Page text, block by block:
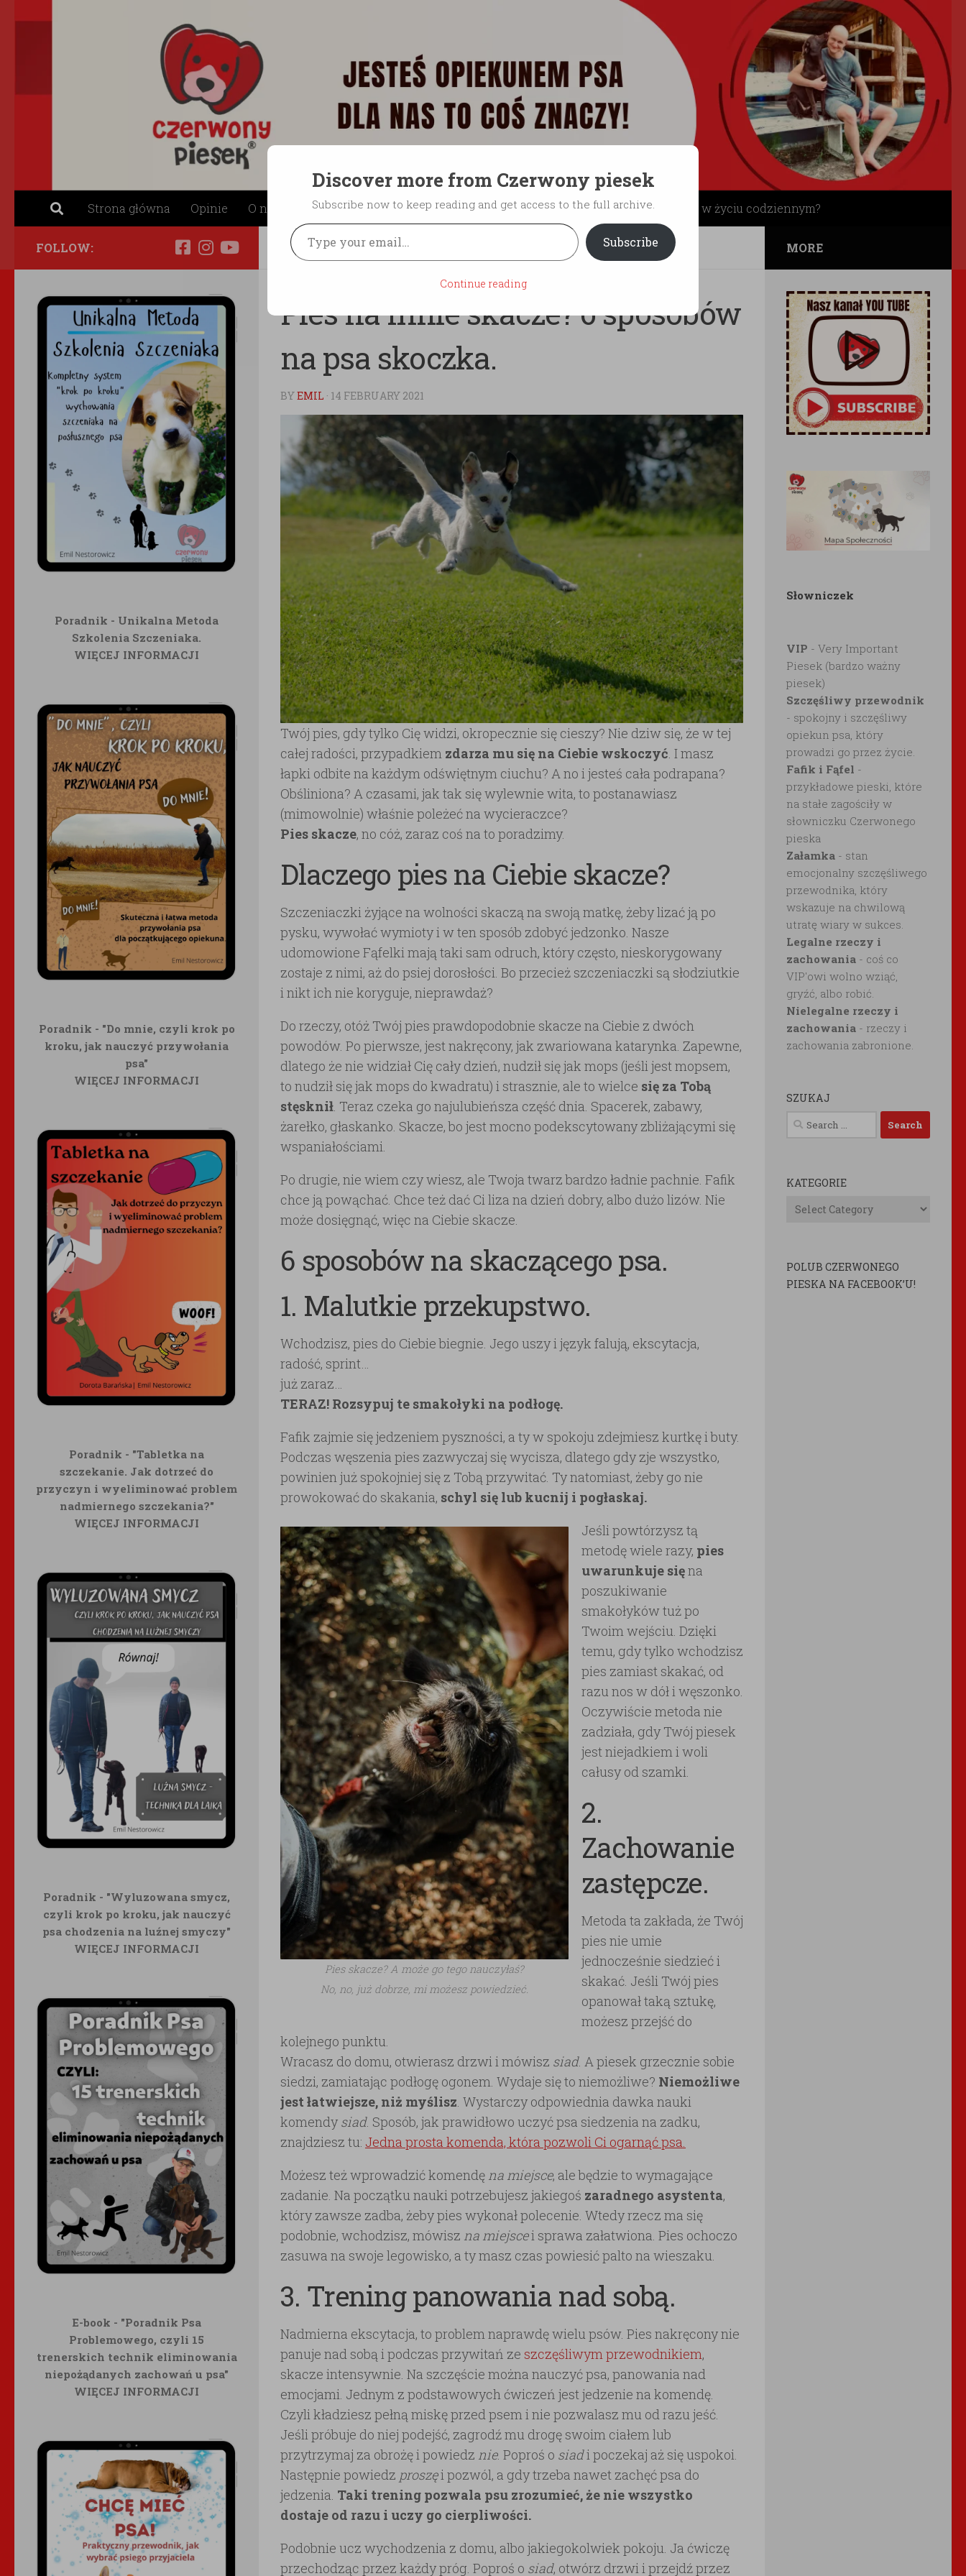
Skip to content
Strona główna Opinie O nas Sklep Kontakt Spis treści Jak wychować psa, aby był grzeczny w życiu codziennym?
WYCHOWANIE
Pies na mnie skacze? 6 sposobów
na psa skoczka.
BYEMIL · 14 FEBRUARY 2021
Twój pies, gdy tylko Cię widzi, okropecznie się cieszy? Nie dziw się, że w tej
całej radości, przypadkiem zdarza mu się na Ciebie wskoczyć. I masz
łapki odbite na każdym odświętnym ciuchu? A no i jesteś cała podrapana?
Obśliniona? A czasami, jak tak się wylewnie wita, to postanawiasz
(mimowolnie) właśnie poleżeć na wycieraczce?
Pies skacze, no cóż, zaraz coś na to poradzimy.
Dlaczego pies na Ciebie skacze?
Szczeniaczki żyjące na wolności skaczą na swoją matkę, żeby lizać ją po
pysku, wywołać wymioty i w ten sposób zdobyć jedzonko. Nasze
udomowione Fąfelki mają taki sam odruch, który często, nieskorygowany
zostaje z nimi, aż do psiej dorosłości. Bo przecież szczeniaczki są słodziutkie
i nikt ich nie koryguje, nieprawdaż?
Do rzeczy, otóż Twój pies prawdopodobnie skacze na Ciebie z dwóch
powodów. Po pierwsze, jest nakręcony, jak zwariowana katarynka. Zapewne,
dlatego że nie widział Cię cały dzień, nudził się jak mops (jeśli jest mopsem,
to nudził się jak mops do kwadratu) i strasznie, ale to wielce się za Tobą
stęsknił. Teraz czeka go najulubieńsza część dnia. Spacerek, zabawy,
żarełko, głaskanko. Skacze, bo jest mocno podekscytowany zbliżającymi się
wspaniałościami.
Po drugie, nie wiem czy wiesz, ale Twoja twarz bardzo ładnie pachnie. Fafik
chce ją powąchać. Chce też dać Ci liza na dzień dobry, albo dużo lizów. Nie
może dosięgnąć, więc na Ciebie skacze.
6 sposobów na skaczącego psa.
1. Malutkie przekupstwo.
Wchodzisz, pies do Ciebie biegnie. Jego uszy i język falują, ekscytacja,
radość, sprint…
już zaraz…
TERAZ! Rozsypuj te smakołyki na podłogę.
Fafik zajmie się jedzeniem pyszności, a ty w spokoju zdejmiesz kurtkę i buty.
Podczas węszenia pies zazwyczaj się wycisza, dlatego gdy zje wszystko,
powinien już spokojniej się z Tobą przywitać. Ty natomiast, żeby go nie
prowokować do skakania, schyl się lub kucnij i pogłaskaj.
Pies skacze? A może go tego nauczyłaś?
No, no, już dobrze, mi możesz powiedzieć.
Jeśli powtórzysz tą
metodę wiele razy, pies
uwarunkuje sięna
poszukiwanie
smakołyków tuż po
Twoim wejściu. Dzięki
temu, gdy tylko wchodzisz
pies zamiast skakać, od
razu nos w dół i węszonko.
Oczywiście metoda nie
zadziała, gdy Twój piesek
jest niejadkiem i woli
całusy od szamki.
2.
Zachowanie
zastępcze.
Metoda ta zakłada, że Twój
pies nie umie
jednocześnie siedzieć i
skakać. Jeśli Twój pies
opanował taką sztukę,
możesz przejść do
kolejnego punktu.
Wracasz do domu, otwierasz drzwi i mówisz siad. A piesek grzecznie sobie
siedzi, zamiatając podłogę ogonem. Wydaje się to niemożliwe? Niemożliwe
jest łatwiejsze, niż myślisz. Wystarczy odpowiednia dawka nauki
komendy siad. Sposób, jak prawidłowo uczyć psa siedzenia na zadku,
znajdziesz tu: Jedna prosta komenda, która pozwoli Ci ogarnąć psa.
Możesz też wprowadzić komendę na miejsce, ale będzie to wymagające
zadanie. Na początku nauki potrzebujesz jakiegoś zaradnego asystenta,
który zawsze zadba, żeby pies wykonał polecenie. Wtedy rzecz ma się
podobnie, wchodzisz, mówisz na miejscei sprawa załatwiona. Pies ochoczo
zasuwa na swoje legowisko, a ty masz czas powiesić palto na wieszaku.
3. Trening panowania nad sobą.
Nadmierna ekscytacja, to problem naprawdę wielu psów. Pies nakręcony nie
panuje nad sobą i podczas przywitań ze szczęśliwym przewodnikiem,
skacze intensywnie. Na szczęście można nauczyć psa, panowania nad
emocjami. Jednym z podstawowych ćwiczeń jest jedzenie na komendę.
Czyli kładziesz pełną miskę przed psem i nie pozwalasz mu od razu jeść.
Jeśli próbuje do niej podejść, zagrodź mu drogę swoim ciałem lub
przytrzymaj za obrożę i powiedz nie. Poproś o siadi poczekaj aż się uspokoi.
Następnie powiedz proszęi pozwól, a gdy trzeba nawet zachęć psa do
jedzenia. Taki trening pozwala psu zrozumieć, że nie wszystko
dostaje od razu i uczy go cierpliwości.
Podobnie ucz wychodzenia z domu, albo jakiegokolwiek pokoju. Ja ćwiczę
przechodząc przez każdy próg. Poproś o siad, otwórz drzwi i przejdź przez
FOLLOW:
Poradnik - Unikalna Metoda
Szkolenia Szczeniaka.
WIĘCEJ INFORMACJI
Poradnik - "Do mnie, czyli krok po
kroku, jak nauczyć przywołania
psa"
WIĘCEJ INFORMACJI
Poradnik - "Tabletka na
szczekanie. Jak dotrzeć do
przyczyn i wyeliminować problem
nadmiernego szczekania?"
WIĘCEJ INFORMACJI
Poradnik - "Wyluzowana smycz,
czyli krok po kroku, jak nauczyć
psa chodzenia na luźnej smyczy"
WIĘCEJ INFORMACJI
E-book - "Poradnik Psa
Problemowego, czyli 15
trenerskich technik eliminowania
niepożądanych zachowań u psa"
WIĘCEJ INFORMACJI
MORE
Słowniczek
VIP - Very Important
Piesek (bardzo ważny
piesek)
Szczęśliwy przewodnik
- spokojny i szczęśliwy
opiekun psa, który
prowadzi go przez życie.
Fafik i Fąfel -
przykładowe pieski, które
na stałe zagościły w
słowniczku Czerwonego
pieska
Załamka - stan
emocjonalny szczęśliwego
przewodnika, który
wskazuje na chwilową
utratę wiary w sukces.
Legalne rzeczy i
zachowania - coś co
VIP'owi wolno wziąć,
gryźć, albo robić.
Nielegalne rzeczy i
zachowania - rzeczy i
zachowania zabronione.
SZUKAJ
Search
KATEGORIE
Kategorie
POLUB CZERWONEGO
PIESKA NA FACEBOOK’U!
Discover more from Czerwony piesek
Subscribe now to keep reading and get access to the full archive.
Type your email…
Subscribe
Continue reading